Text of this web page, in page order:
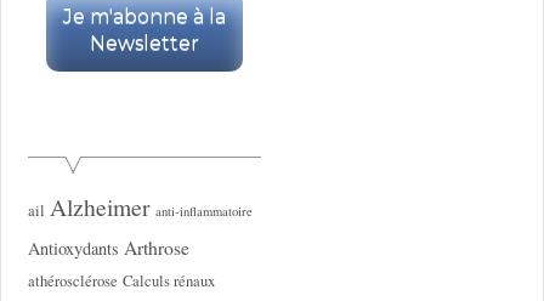
ail Alzheimer anti-inflammatoire
Antioxydants Arthrose
athérosclérose Calculs rénaux